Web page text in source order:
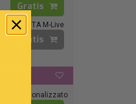
Gratis
MTA M-Live
Gratis
MP3 Personalizzato